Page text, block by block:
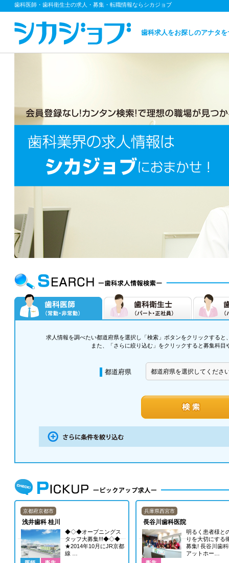
歯科医師・歯科衛生士の求人・募集・転職情報ならシカジョブ
歯科求人をお探しのアナタ
求人情報を調べたい都道府県を選択し「検索」ボタンをクリックする
また、「さらに絞り込む」をクリックすると募集科目
都道府県
京都府京都市
浅井歯科 桂川
◆◇◆オープニングス
タッフ大募集!!!◆◇◆
★2014年10月にJR京都
線 …
兵庫県西宮市
長谷川歯科医院
明るく患者様と
りを大切にする
募集! 長谷川歯
アットホー…